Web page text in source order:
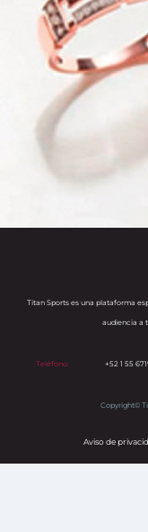
Titan Sports es una plataforma
audiencia a
Teléfono: +52 1 55
Copyright©
Aviso de